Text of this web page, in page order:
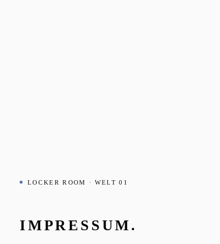
LOCKER ROOM · WELT 01
IMPRESSUM.